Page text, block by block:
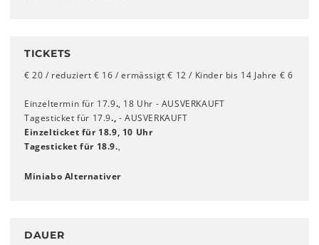
TICKETS
€ 20 / reduziert € 16 / ermässigt € 12 / Kinder bis 14 Jahre € 6
Einzeltermin für 17.9., 18 Uhr - AUSVERKAUFT
Tagesticket für 17.9., - AUSVERKAUFT
Einzelticket für 18.9, 10 Uhr
Tagesticket für 18.9.,
Miniabo Alternativer
DAUER